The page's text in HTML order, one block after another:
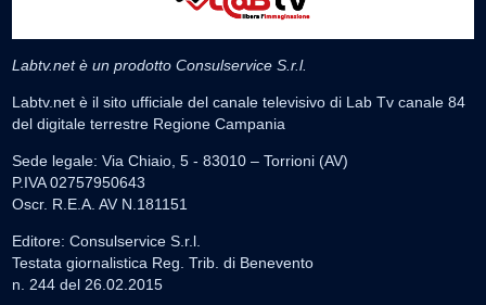
Labtv.net è un prodotto Consulservice S.r.l.
Labtv.net è il sito ufficiale del canale televisivo di Lab Tv canale 84
del digitale terrestre Regione Campania
Sede legale: Via Chiaio, 5 - 83010 – Torrioni (AV)
P.IVA 02757950643
Oscr. R.E.A. AV N.181151
Editore: Consulservice S.r.l.
Testata giornalistica Reg. Trib. di Benevento
n. 244 del 26.02.2015